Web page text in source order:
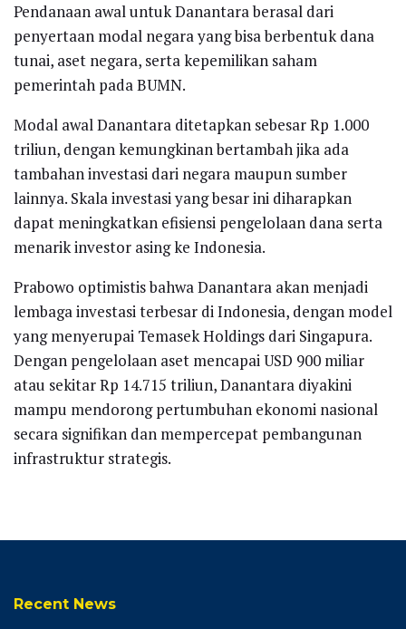
Pendanaan awal untuk Danantara berasal dari
penyertaan modal negara yang bisa berbentuk dana
tunai, aset negara, serta kepemilikan saham
pemerintah pada BUMN.
Modal awal Danantara ditetapkan sebesar Rp 1.000
triliun, dengan kemungkinan bertambah jika ada
tambahan investasi dari negara maupun sumber
lainnya. Skala investasi yang besar ini diharapkan
dapat meningkatkan efisiensi pengelolaan dana serta
menarik investor asing ke Indonesia.
Prabowo optimistis bahwa Danantara akan menjadi
lembaga investasi terbesar di Indonesia, dengan model
yang menyerupai Temasek Holdings dari Singapura.
Dengan pengelolaan aset mencapai USD 900 miliar
atau sekitar Rp 14.715 triliun, Danantara diyakini
mampu mendorong pertumbuhan ekonomi nasional
secara signifikan dan mempercepat pembangunan
infrastruktur strategis.
Recent News